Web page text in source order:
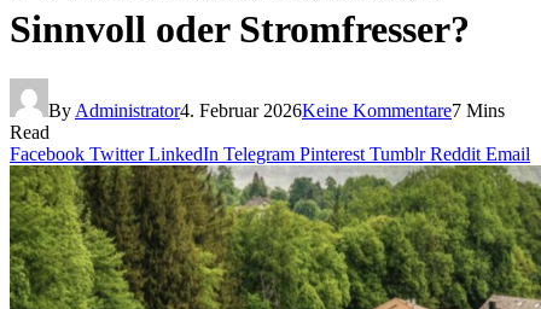
Sinnvoll oder Stromfresser?
By Administrator4. Februar 2026Keine Kommentare7 Mins
Read
Facebook Twitter LinkedIn Telegram Pinterest Tumblr Reddit Email